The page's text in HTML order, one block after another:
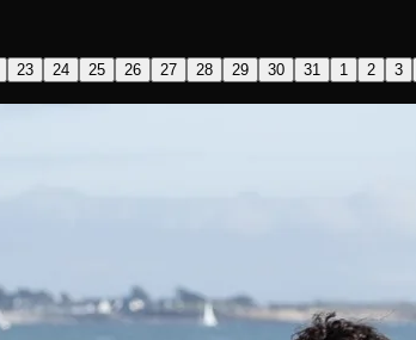
23 24 25 26 27 28 29 30 31 1 2 3